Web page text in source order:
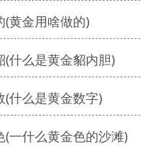
(黄金用啥做的)
(什么是黄金貂内胆)
(什么是黄金数字)
(一什么黄金色的沙滩)